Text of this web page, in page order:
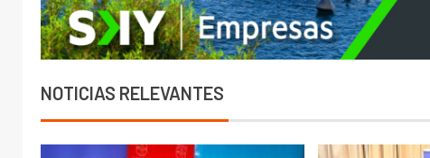
NOTICIAS RELEVANTES